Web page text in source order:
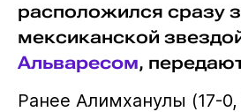
расположился сразу
мексиканской
Альваресом,
Ранее Алимханулы (17-0,